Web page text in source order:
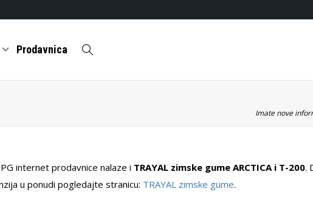
Prodavnica
Imate nove
internet prodavnice nalaze i TRAYAL zimske gume ARCTICA i T-200.
u ponudi pogledajte stranicu: TRAYAL zimske gume.